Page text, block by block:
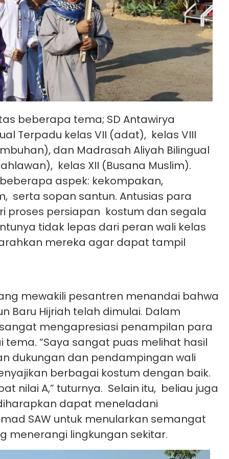
beberapa tema; SD Antawirya
Terpadu kelas VII (adat), kelas VIII
dan Madrasah Aliyah Bilingual
kelas XII (Busana Muslim).
aspek: kekompakan,
serta sopan santun. Antusias para
proses persiapan kostum dan segala
tidak lepas dari peran wali kelas
mereka agar dapat tampil
mewakili pesantren menandai bahwa
Baru Hijriah telah dimulai. Dalam
mengapresiasi penampilan para
“Saya sangat puas melihat hasil
dukungan dan pendampingan wali
berbagai kostum dengan baik.
nilai A,” tuturnya. Selain itu, beliau juga
dapat meneladani
SAW untuk menularkan semangat
menerangi lingkungan sekitar.